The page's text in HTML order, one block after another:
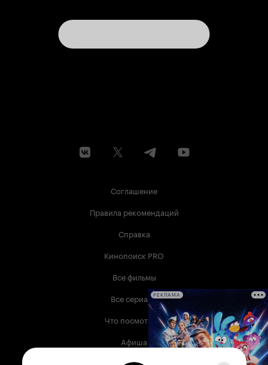
Соглашение
Правила рекомендаций
Справка
Кинопоиск PRO
Все фильмы
Все сериалы
Что посмотреть
Афиша
Музыка
РЕКЛАМА